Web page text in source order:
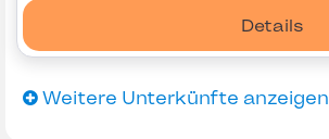
Details
Weitere Unterkünfte anzeigen